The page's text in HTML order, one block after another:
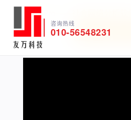
咨询热线
010-56548231
ORA-Pro——社会网络分析软件
软件试用